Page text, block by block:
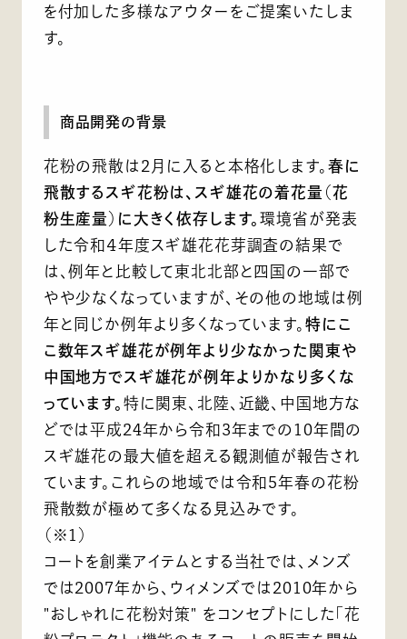
を付加した多様なアウターをご提案いたしま
す。
商品開発の背景
花粉の飛散は2月に入ると本格化します。 春に
飛散するスギ花粉は、スギ雄花の着花量（花
粉生産量）に大きく依存します。環境省が発表
した令和４年度スギ雄花花芽調査の結果で
は、例年と比較して東北北部と四国の一部で
やや少なくなっていますが、その他の地域は例
年と同じか例年より多くなっています。 特にこ
こ数年スギ雄花が例年より少なかった関東や
中国地方でスギ雄花が例年よりかなり多くな
っています。 特に関東、北陸、近畿、中国地方な
どでは平成24年から令和3年までの10年間の
スギ雄花の最大値を超える観測値が報告され
ています。これらの地域では令和5年春の花粉
飛散数が極めて多くなる見込みです。
（※1）
コートを創業アイテムとする当社では、メンズ
では2007年から、ウィメンズでは2010年から
"おしゃれに花粉対策" をコンセプトにした「花